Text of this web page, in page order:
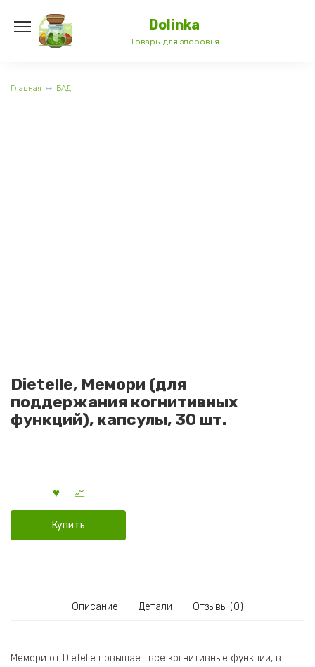
содержанию
Dolinka
Товары для здоровья
Главная БАД
Dietelle, Мемори (для
поддержания когнитивных
функций), капсулы, 30 шт.
Купить
Описание Детали Отзывы (0)
Мемори от Dietelle повышает все когнитивные функции, в